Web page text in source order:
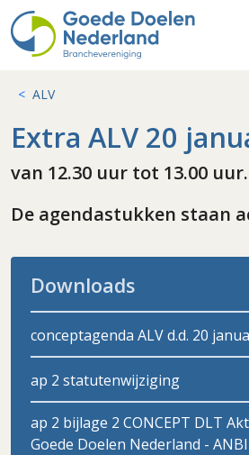
ALV
Extra ALV 20
van 12.30 uur tot 13.00 uur.
De agendastukken staan
Downloads
conceptagenda ALV d.d. 20
ap 2 statutenwijziging
ap 2 bijlage 2 CONCEPT DLT
Goede Doelen Nederland -